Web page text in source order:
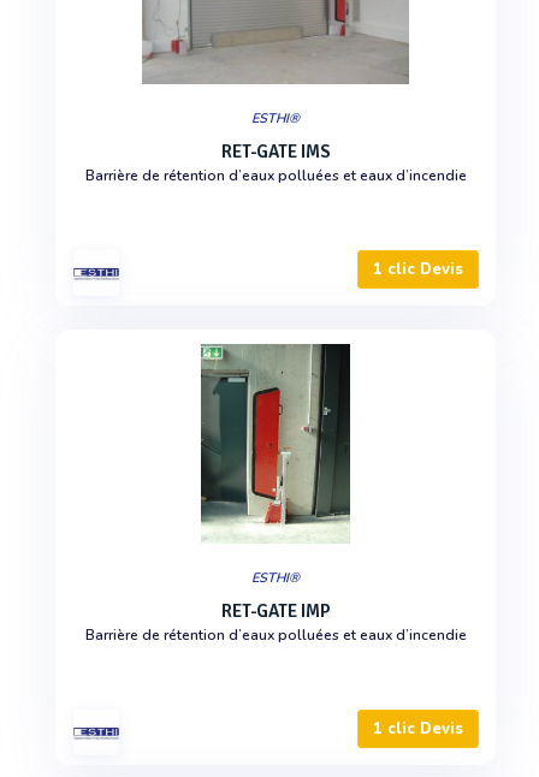
ESTHI®
RET-GATE IMS
Barrière de rétention d’eaux polluées et eaux d’incendie
1 clic Devis
ESTHI®
RET-GATE IMP
Barrière de rétention d’eaux polluées et eaux d’incendie
1 clic Devis